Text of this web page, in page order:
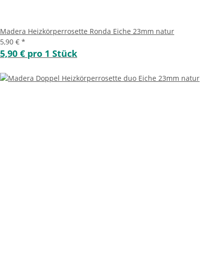
Madera Heizkörperrosette Ronda Eiche 23mm natur
5,90 € *
5,90 € pro 1 Stück